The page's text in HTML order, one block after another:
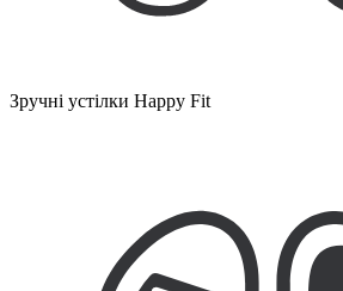
Зручні устілки Happy Fit